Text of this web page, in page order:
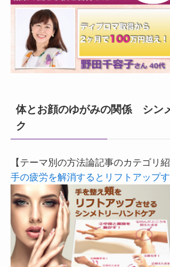
体とお顔のゆがみの関係 シン
ク
【テーマ別の方法論記事のカテゴリ紹
手の疲労を解消するとリフトアップ